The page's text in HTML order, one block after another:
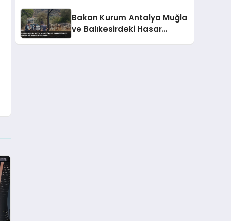
Bakan Kurum Antalya Muğla
ve Balıkesirdeki Hasar